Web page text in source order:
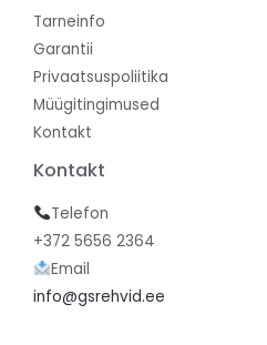
Tarneinfo
Garantii
Privaatsuspoliitika
Müügitingimused
Kontakt
Kontakt
Telefon
+372 5656 2364
Email
info@gsrehvid.ee